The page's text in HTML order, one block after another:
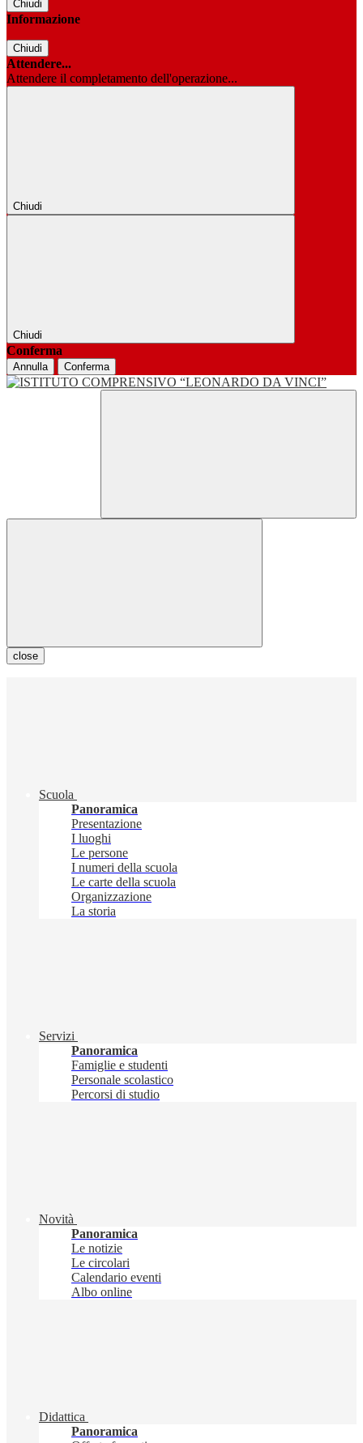
Chiudi
Informazione
Chiudi
Attendere...
Attendere il completamento dell'operazione...
Chiudi
Chiudi
Conferma
Annulla Conferma
close
Scuola
Panoramica
Presentazione
I luoghi
Le persone
I numeri della scuola
Le carte della scuola
Organizzazione
La storia
Servizi
Panoramica
Famiglie e studenti
Personale scolastico
Percorsi di studio
Novità
Panoramica
Le notizie
Le circolari
Calendario eventi
Albo online
Didattica
Panoramica